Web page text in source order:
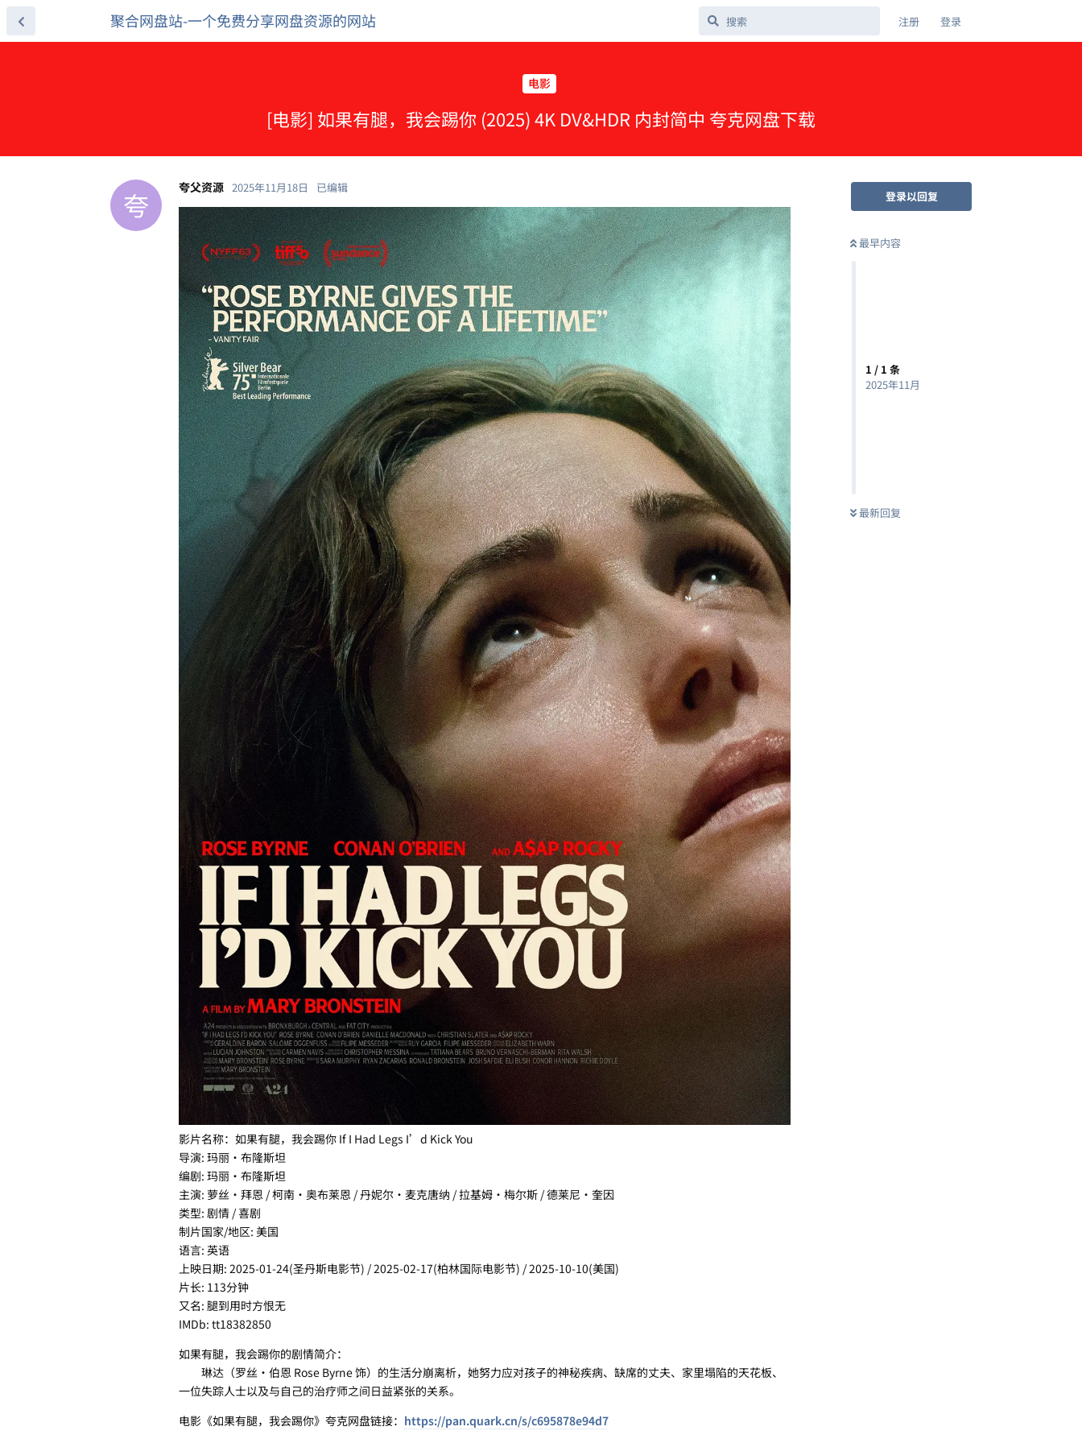
聚合网盘站-一个免费分享网盘资源的网站 注册 登录
电影
[电影] 如果有腿，我会踢你 (2025) 4K DV&HDR 内封简中 夸克网盘下载
登录以回复
最早内容
1 / 1 条
2025年11月
最新回复
夸 夸父资源 2025年11月18日 已编辑
影片名称：如果有腿，我会踢你 If I Had Legs I’d Kick You
导演: 玛丽·布隆斯坦
编剧: 玛丽·布隆斯坦
主演: 萝丝·拜恩 / 柯南·奥布莱恩 / 丹妮尔·麦克唐纳 / 拉基姆·梅尔斯 / 德莱尼·奎因
类型: 剧情 / 喜剧
制片国家/地区: 美国
语言: 英语
上映日期: 2025-01-24(圣丹斯电影节) / 2025-02-17(柏林国际电影节) / 2025-10-10(美国)
片长: 113分钟
又名: 腿到用时方恨无
IMDb: tt18382850
如果有腿，我会踢你的剧情简介：
琳达（罗丝·伯恩 Rose Byrne 饰）的生活分崩离析，她努力应对孩子的神秘疾病、缺席的丈夫、家里塌陷的天花板、
一位失踪人士以及与自己的治疗师之间日益紧张的关系。
电影《如果有腿，我会踢你》夸克网盘链接： https://pan.quark.cn/s/c695878e94d7